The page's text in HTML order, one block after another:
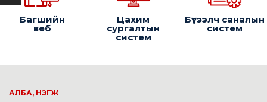
Багшийн
веб
Цахим
сургалтын
систем
Бүтээлч саналын
систем
АЛБА, НЭГЖ